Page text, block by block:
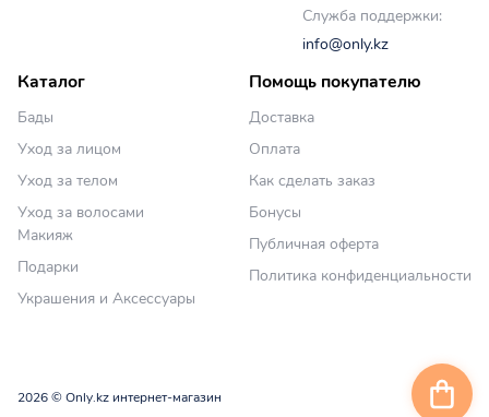
Служба поддержки:
info@only.kz
Каталог
Бады
Уход за лицом
Уход за телом
Уход за волосами
Макияж
Подарки
Украшения и Аксессуары
Помощь покупателю
Доставка
Оплата
Как сделать заказ
Бонусы
Публичная оферта
Политика конфиденциальности
2026 © Only.kz интернет-магазин